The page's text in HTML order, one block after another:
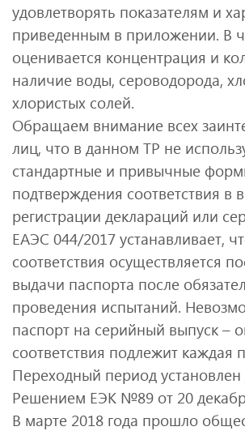
удовлетворять показателям и
приведенным в приложении. В
оценивается концентрация и
наличие воды, сероводорода,
хлористых солей.
Обращаем внимание всех
лиц, что в данном ТР не
стандартные и привычные
подтверждения соответствия в
регистрации деклараций или
ЕАЭС 044/2017 устанавливает,
соответствия осуществляется
выдачи паспорта после
проведения испытаний.
паспорт на серийный выпуск –
соответствия подлежит каждая
Переходный период установлен
Решением ЕЭК №89 от 20
В марте 2018 года прошло